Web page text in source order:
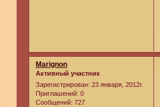
Marignon
Активный участник
Зарегистрирован: 23 января, 2012г.
Приглашений: 0
Сообщений: 727